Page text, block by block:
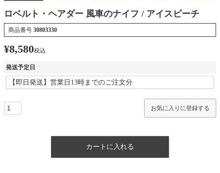
ロベルト・ヘアダー 風車のナイフ / アイスビーチ
商品番号 30803330
¥8,580税込
発送予定日
お気に入りに登録する
カートに入れる